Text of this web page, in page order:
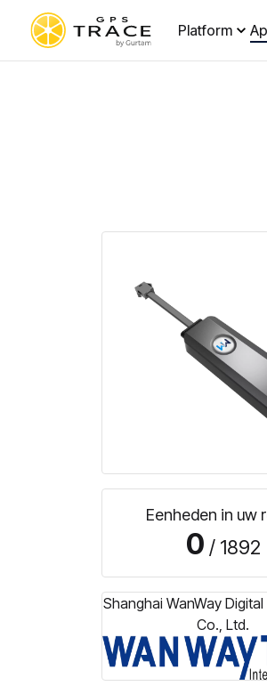
Platform
Eenheden in uw
0 / 1892
Shanghai WanWay
Co., Ltd.